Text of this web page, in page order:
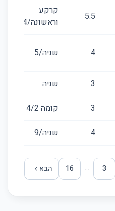
5.5
קרקע
וראשונה/4
4 שניה/5
3 שניה
3 קומה ‎2‏/4
4 שניה/9
3
...
16 הבא